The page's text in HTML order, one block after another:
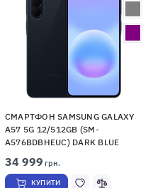
СМАРТФОН SAMSUNG GALAXY
A57 5G 12/512GB (SM-
A576BDBHEUC) DARK BLUE
34 999 грн.
КУПИТИ